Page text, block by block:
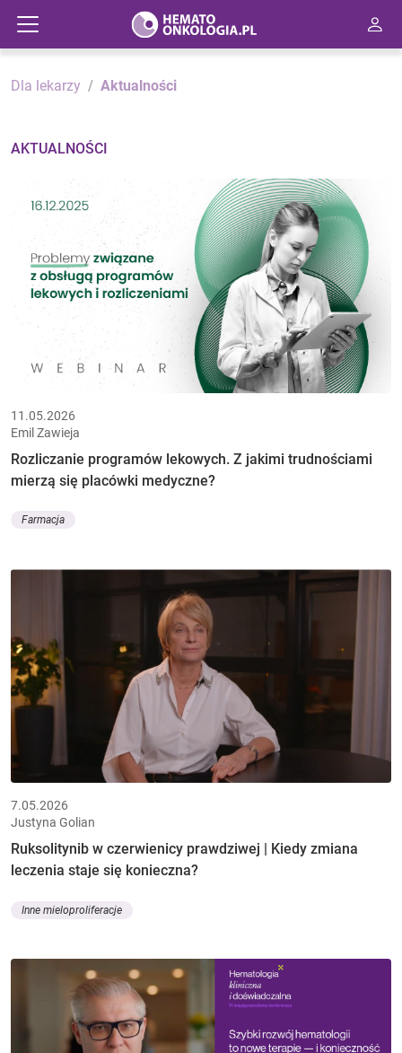
Dla lekarzy Aktualności
AKTUALNOŚCI
11.05.2026
Emil Zawieja
Rozliczanie programów lekowych. Z jakimi trudnościami
mierzą się placówki medyczne?
Farmacja
7.05.2026
Justyna Golian
Ruksolitynib w czerwienicy prawdziwej | Kiedy zmiana
leczenia staje się konieczna?
Inne mieloproliferacje